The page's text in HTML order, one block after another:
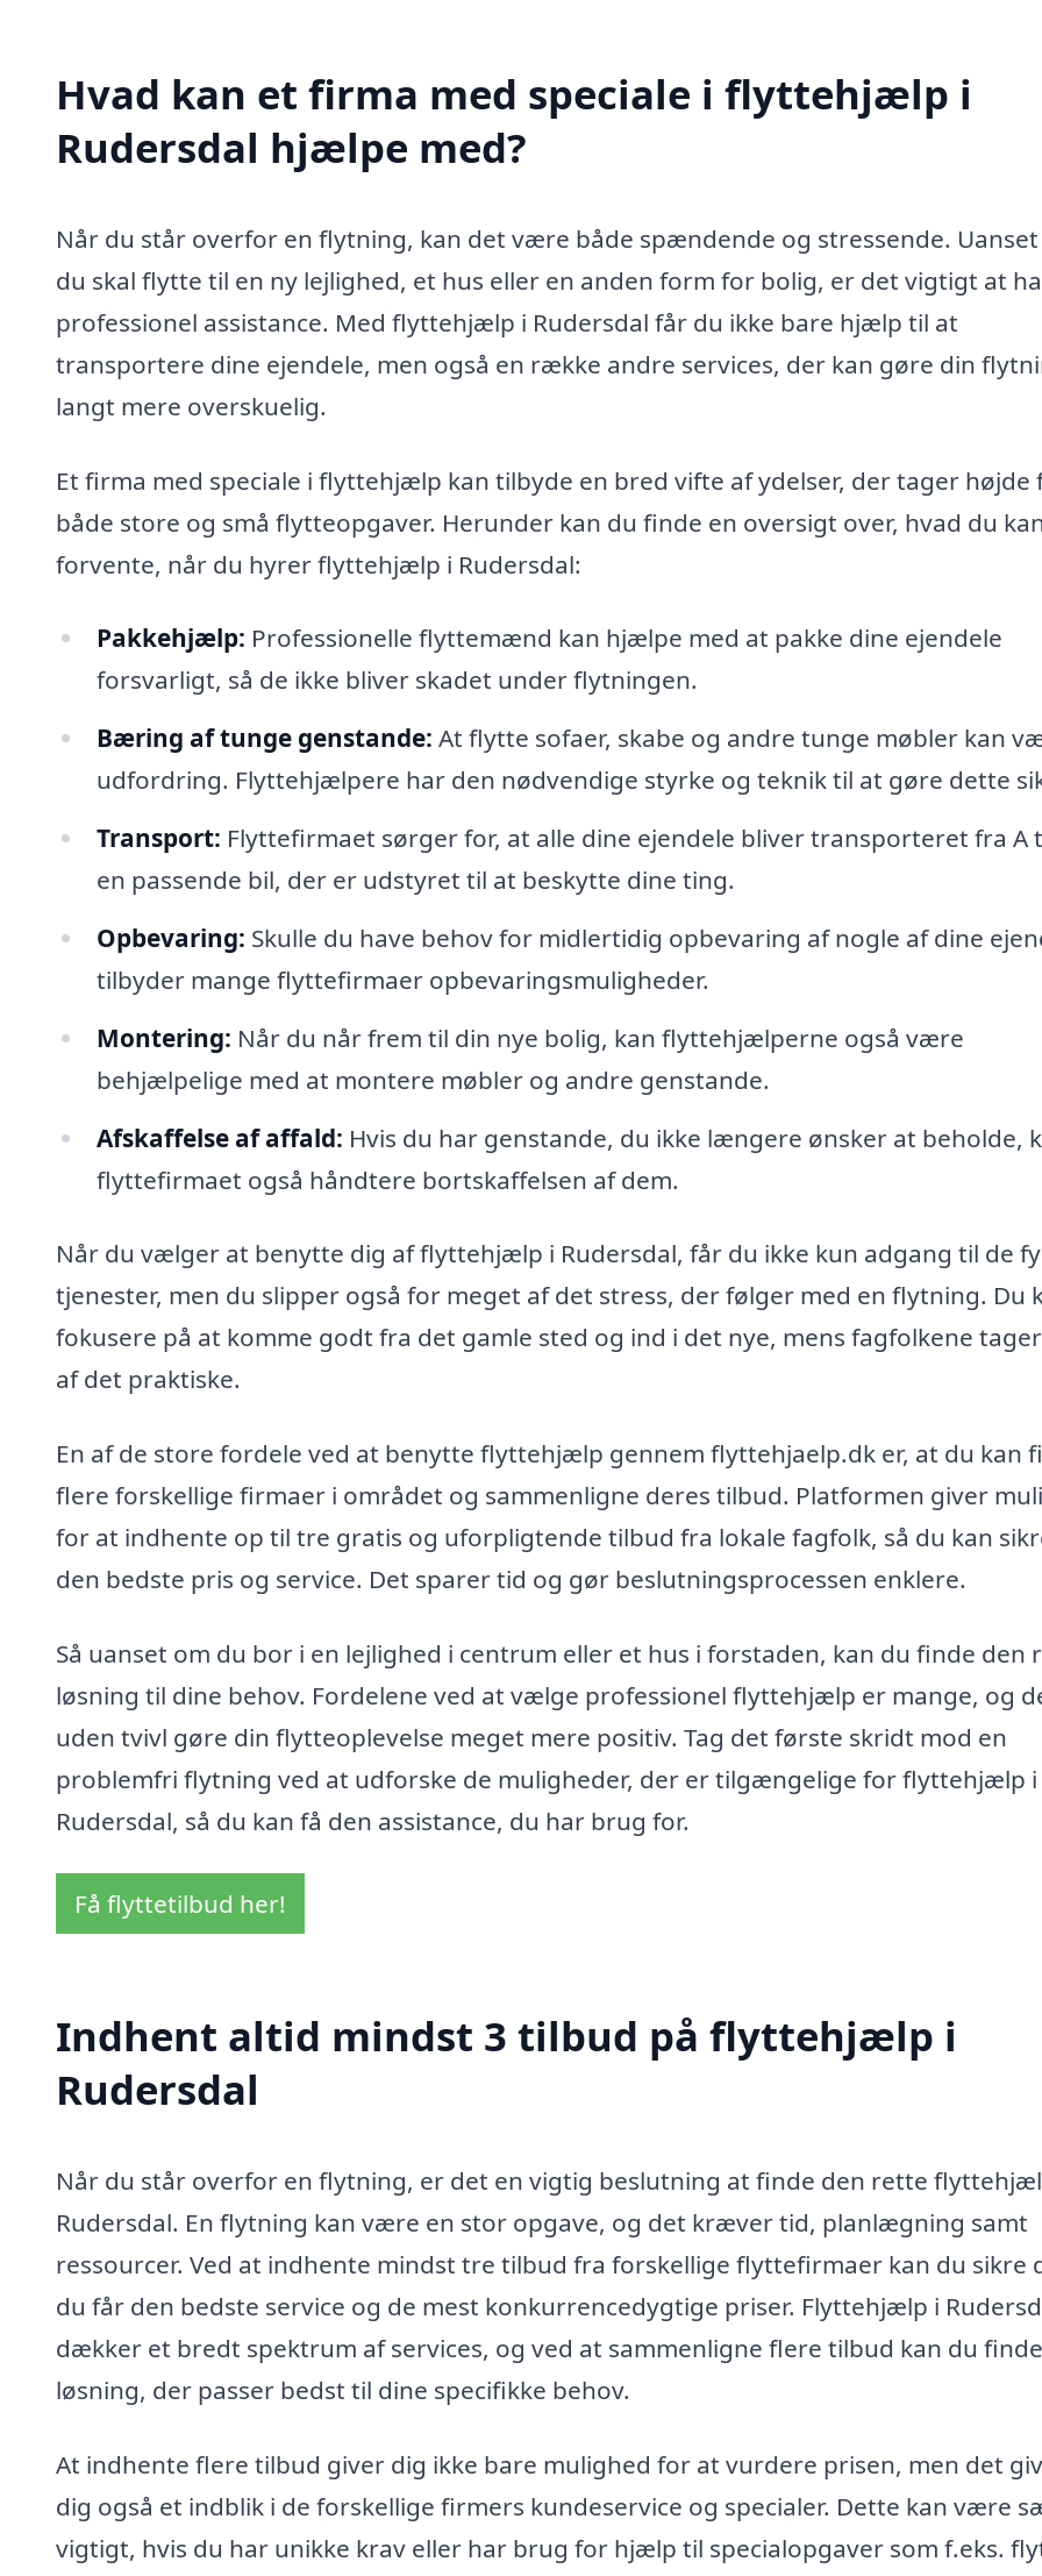
Hvad kan et firma med speciale i flyttehjælp i
Rudersdal hjælpe med?
Når du står overfor en flytning, kan det være både spændende og stressende.
du skal flytte til en ny lejlighed, et hus eller en anden form for bolig, er det vigtigt at
professionel assistance. Med flyttehjælp i Rudersdal får du ikke bare hjælp til at
transportere dine ejendele, men også en række andre services, der kan gøre din
langt mere overskuelig.
Et firma med speciale i flyttehjælp kan tilbyde en bred vifte af ydelser, der tager højde
både store og små flytteopgaver. Herunder kan du finde en oversigt over, hvad du
forvente, når du hyrer flyttehjælp i Rudersdal:
Pakkehjælp: Professionelle flyttemænd kan hjælpe med at pakke dine ejendele
forsvarligt, så de ikke bliver skadet under flytningen.
Bæring af tunge genstande: At flytte sofaer, skabe og andre tunge møbler kan
udfordring. Flyttehjælpere har den nødvendige styrke og teknik til at gøre dette
Transport: Flyttefirmaet sørger for, at alle dine ejendele bliver transporteret fra A
en passende bil, der er udstyret til at beskytte dine ting.
Opbevaring: Skulle du have behov for midlertidig opbevaring af nogle af dine
tilbyder mange flyttefirmaer opbevaringsmuligheder.
Montering: Når du når frem til din nye bolig, kan flyttehjælperne også være
behjælpelige med at montere møbler og andre genstande.
Afskaffelse af affald: Hvis du har genstande, du ikke længere ønsker at beholde,
flyttefirmaet også håndtere bortskaffelsen af dem.
Når du vælger at benytte dig af flyttehjælp i Rudersdal, får du ikke kun adgang til de
tjenester, men du slipper også for meget af det stress, der følger med en flytning. Du
fokusere på at komme godt fra det gamle sted og ind i det nye, mens fagfolkene
af det praktiske.
En af de store fordele ved at benytte flyttehjælp gennem flyttehjaelp.dk er, at du kan
flere forskellige firmaer i området og sammenligne deres tilbud. Platformen giver
for at indhente op til tre gratis og uforpligtende tilbud fra lokale fagfolk, så du kan
den bedste pris og service. Det sparer tid og gør beslutningsprocessen enklere.
Så uanset om du bor i en lejlighed i centrum eller et hus i forstaden, kan du finde den
løsning til dine behov. Fordelene ved at vælge professionel flyttehjælp er mange, og
uden tvivl gøre din flytteoplevelse meget mere positiv. Tag det første skridt mod en
problemfri flytning ved at udforske de muligheder, der er tilgængelige for flyttehjælp i
Rudersdal, så du kan få den assistance, du har brug for.
Få flyttetilbud her!
Indhent altid mindst 3 tilbud på flyttehjælp i
Rudersdal
Når du står overfor en flytning, er det en vigtig beslutning at finde den rette
Rudersdal. En flytning kan være en stor opgave, og det kræver tid, planlægning samt
ressourcer. Ved at indhente mindst tre tilbud fra forskellige flyttefirmaer kan du sikre
du får den bedste service og de mest konkurrencedygtige priser. Flyttehjælp i
dækker et bredt spektrum af services, og ved at sammenligne flere tilbud kan du
løsning, der passer bedst til dine specifikke behov.
At indhente flere tilbud giver dig ikke bare mulighed for at vurdere prisen, men det
dig også et indblik i de forskellige firmers kundeservice og specialer. Dette kan være
vigtigt, hvis du har unikke krav eller har brug for hjælp til specialopgaver som f.eks.